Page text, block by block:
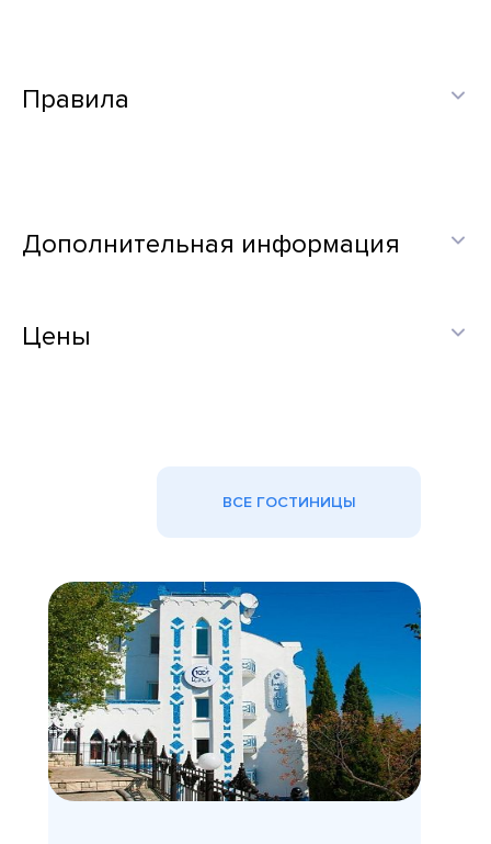
Правила
Дополнительная информация
Цены
ВСЕ ГОСТИНИЦЫ